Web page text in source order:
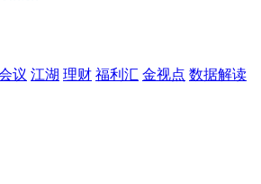
议 江湖 理财 福利汇 金视点 数据解读